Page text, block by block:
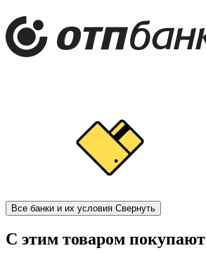
Все банки и их условия Свернуть
С этим товаром покупают